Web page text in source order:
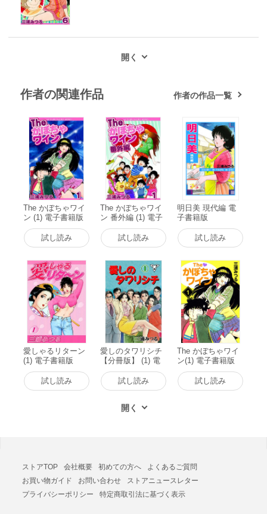
作者の関連作品 作者の作品一覧
The かぼちゃワイ
ン (1) 電子書籍版
試し読み
The かぼちゃワイ
ン 番外編 (1) 電子
書籍版
試し読み
明日美 現代編 電
子書籍版
試し読み
愛しゃるリターン
(1) 電子書籍版
試し読み
愛しのタワリシチ
【分冊版】 (1) 電
子書籍版
試し読み
The かぼちゃワイ
ン(1) 電子書籍版
試し読み
ストアTOP 会社概要 初めての方へ
よくあるご質問
お買い物ガイド
お問い合わせ
ストアニュースレター
プライバシーポリシー
特定商取引法に基づく表示